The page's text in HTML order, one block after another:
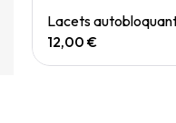
Lacets
12,00 €